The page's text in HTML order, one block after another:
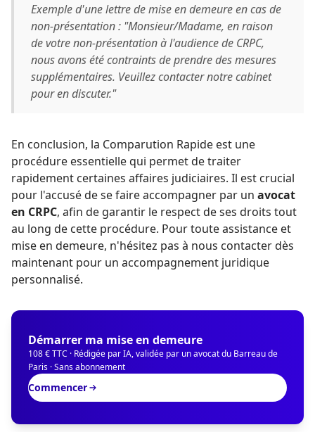
Exemple d'une lettre de mise en demeure en cas de
non-présentation : "Monsieur/Madame, en raison
de votre non-présentation à l'audience de CRPC,
nous avons été contraints de prendre des mesures
supplémentaires. Veuillez contacter notre cabinet
pour en discuter."
En conclusion, la Comparution Rapide est une
procédure essentielle qui permet de traiter
rapidement certaines affaires judiciaires. Il est crucial
pour l'accusé de se faire accompagner par un avocat
en CRPC, afin de garantir le respect de ses droits tout
au long de cette procédure. Pour toute assistance et
mise en demeure, n'hésitez pas à nous contacter dès
maintenant pour un accompagnement juridique
personnalisé.
Démarrer ma mise en demeure
108 € TTC · Rédigée par IA, validée par un avocat du Barreau de
Paris · Sans abonnement
Commencer